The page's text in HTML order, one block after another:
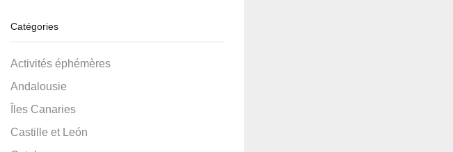
Catégories
Activités éphémères
Andalousie
Îles Canaries
Castille et León